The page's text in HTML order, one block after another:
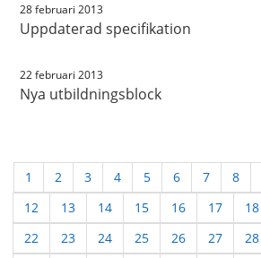
28 februari 2013
Uppdaterad specifikation
22 februari 2013
Nya utbildningsblock
1 2 3 4 5 6 7 8
12
13 14 15 16 17 18
22
23 24 25 26 27 28